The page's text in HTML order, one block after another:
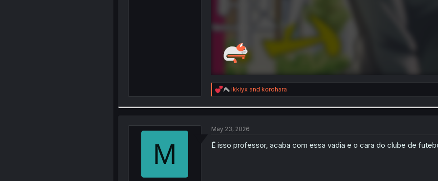
R
e
i
n
s
ikkiyx and korohara
M
May 23, 2026
É isso professor, acaba com essa vadia e o cara do clube de